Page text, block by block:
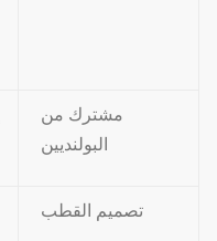
مشترك من
البولنديين
تصميم القطب